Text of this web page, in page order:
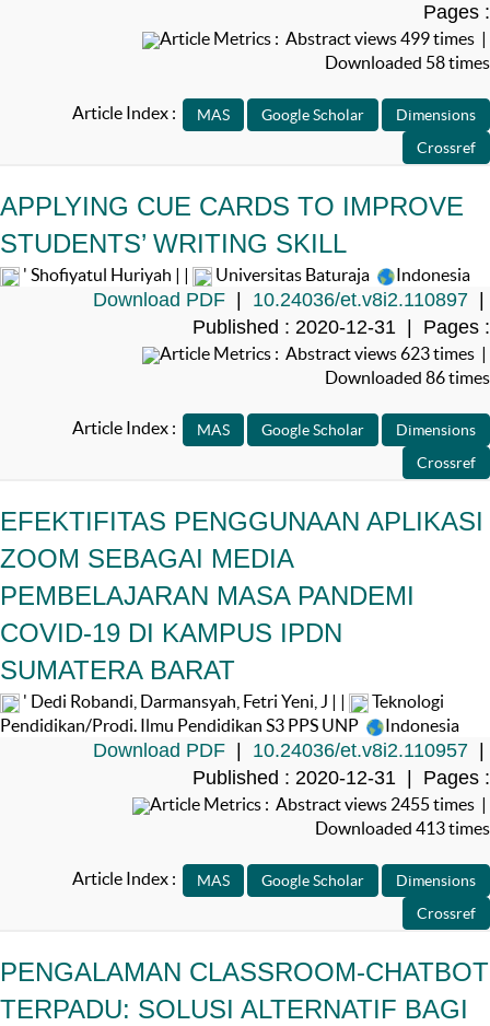
Pages :
Article Metrics : Abstract views 499 times |
Downloaded 58 times
Article Index :
APPLYING CUE CARDS TO IMPROVE
STUDENTS’ WRITING SKILL
' Shofiyatul Huriyah | | Universitas Baturaja Indonesia
Download PDF 10.24036/et.v8i2.110897
Published : 2020-12-31 | Pages :
Article Metrics : Abstract views 623 times |
Downloaded 86 times
Article Index :
EFEKTIFITAS PENGGUNAAN APLIKASI
ZOOM SEBAGAI MEDIA
PEMBELAJARAN MASA PANDEMI
COVID-19 DI KAMPUS IPDN
SUMATERA BARAT
' Dedi Robandi, Darmansyah, Fetri Yeni, J | |
Teknologi
Pendidikan/Prodi. Ilmu Pendidikan S3 PPS UNP
Indonesia
Download PDF 10.24036/et.v8i2.110957
Published : 2020-12-31 | Pages :
Article Metrics : Abstract views 2455 times |
Downloaded 413 times
Article Index :
PENGALAMAN CLASSROOM-CHATBOT
TERPADU: SOLUSI ALTERNATIF BAGI